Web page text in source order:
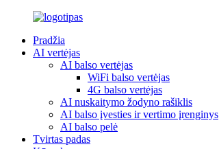
Pradžia
AI vertėjas
AI balso vertėjas
WiFi balso vertėjas
4G balso vertėjas
AI nuskaitymo žodyno rašiklis
AI balso įvesties ir vertimo įrenginys
AI balso pelė
Tvirtas padas